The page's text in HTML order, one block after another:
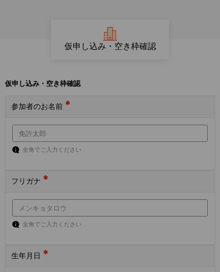
仮申し込み・空き枠確認
仮申し込み・空き枠確認
参加者のお名前 *
全角でご入力ください
フリガナ *
全角でご入力ください
生年月日 *